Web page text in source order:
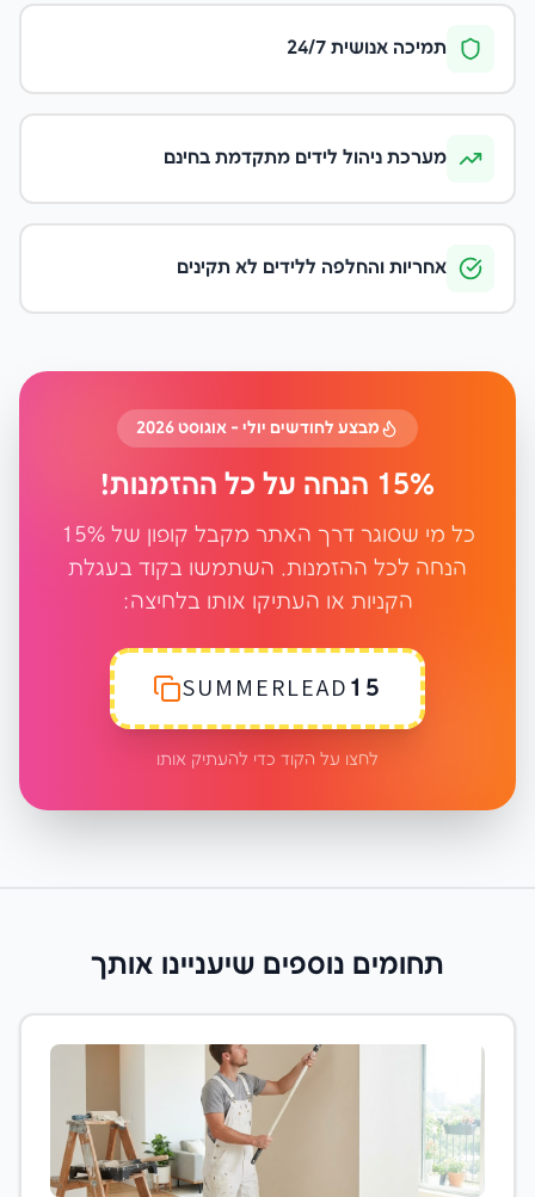
תמיכה אנושית 24/7
מערכת ניהול לידים מתקדמת בחינם
אחריות והחלפה ללידים לא תקינים
מבצע לחודשים יולי - אוגוסט 2026
15% הנחה על כל ההזמנות!
כל מי שסוגר דרך האתר מקבל קופון של 15%
הנחה לכל ההזמנות. השתמשו בקוד בעגלת
הקניות או העתיקו אותו בלחיצה:
SUMMERLEAD15
לחצו על הקוד כדי להעתיק אותו
תחומים נוספים שיעניינו אותך